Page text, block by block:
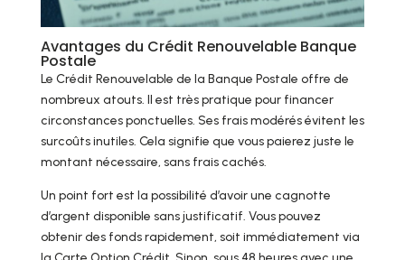
Avantages du Crédit Renouvelable Banque
Postale
Le Crédit Renouvelable de la Banque Postale offre de
nombreux atouts. Il est très pratique pour financer
circonstances ponctuelles. Ses frais modérés évitent les
surcoûts inutiles. Cela signifie que vous paierez juste le
montant nécessaire, sans frais cachés.
Un point fort est la possibilité d’avoir une cagnotte
d’argent disponible sans justificatif. Vous pouvez
obtenir des fonds rapidement, soit immédiatement via